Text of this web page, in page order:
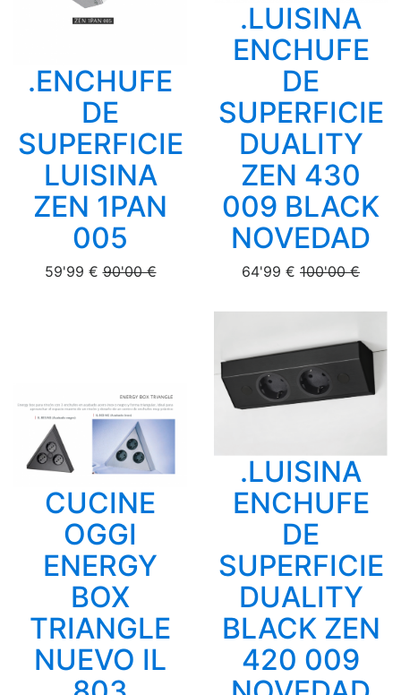
.ENCHUFE
DE
SUPERFICIE
LUISINA
ZEN 1PAN
005
59'99 €90'00 €
.LUISINA
ENCHUFE
DE
SUPERFICIE
DUALITY
ZEN 430
009 BLACK
NOVEDAD
64'99 € 100'00 €
CUCINE
OGGI
ENERGY
BOX
TRIANGLE
NUEVO IL
.LUISINA
ENCHUFE
DE
SUPERFICIE
DUALITY
BLACK ZEN
420 009